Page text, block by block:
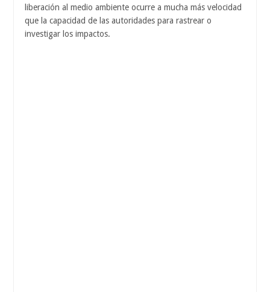
liberación al medio ambiente ocurre a mucha más velocidad
que la capacidad de las autoridades para rastrear o
investigar los impactos.